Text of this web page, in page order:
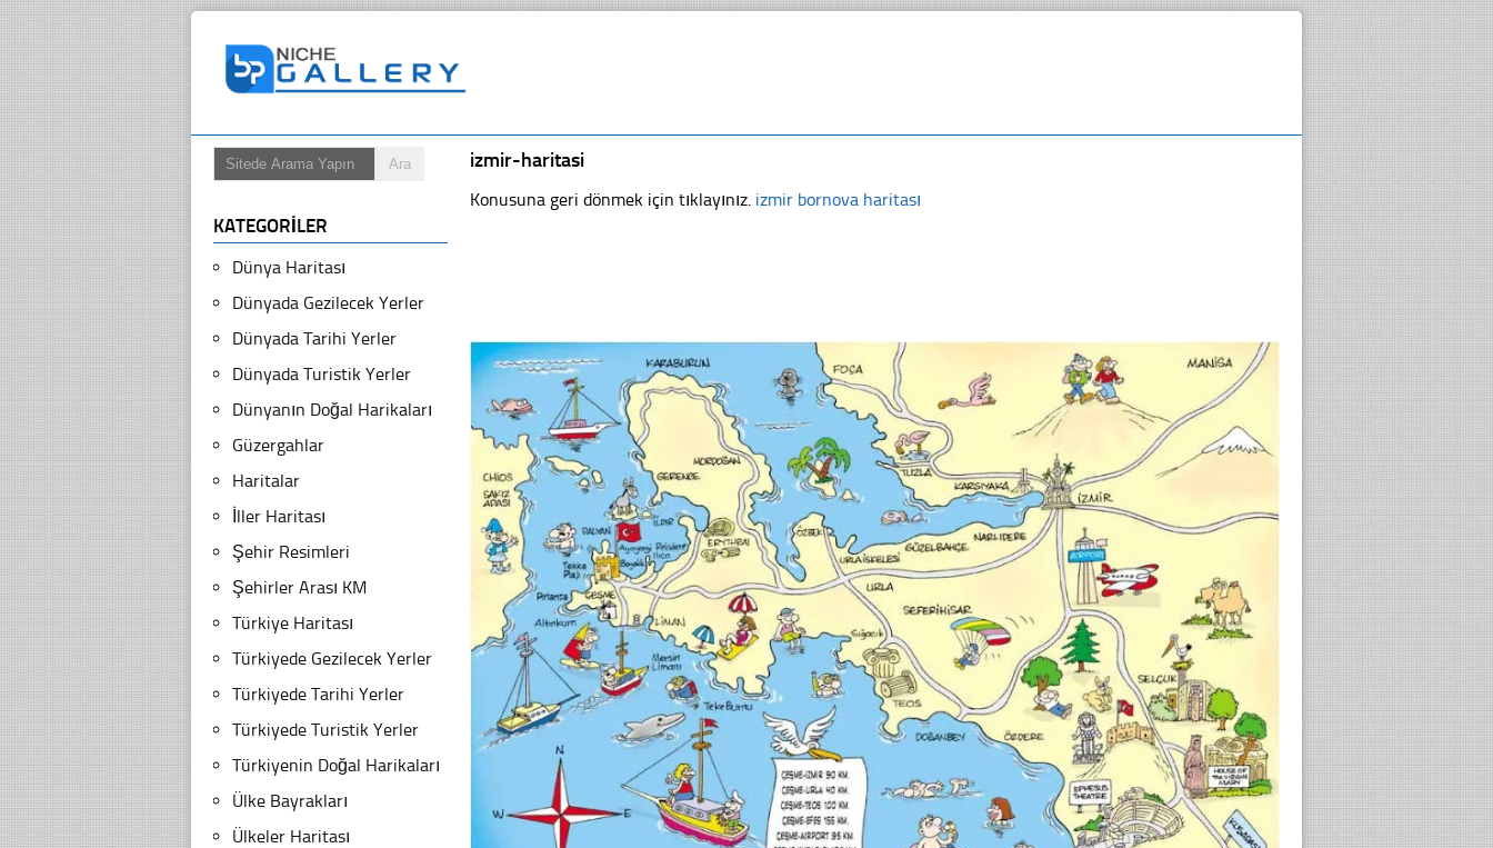
izmir-haritasi
Konusuna geri dönmek için tıklayınız. izmir bornova haritası
KATEGORILER
Dünya Haritası
Dünyada Gezilecek Yerler
Dünyada Tarihi Yerler
Dünyada Turistik Yerler
Dünyanın Doğal Harikaları
Güzergahlar
Haritalar
İller Haritası
Şehir Resimleri
Şehirler Arası KM
Türkiye Haritası
Türkiyede Gezilecek Yerler
Türkiyede Tarihi Yerler
Türkiyede Turistik Yerler
Türkiyenin Doğal Harikaları
Ülke Bayrakları
Ülkeler Haritası